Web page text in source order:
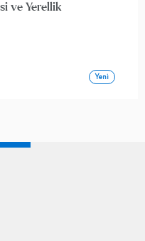
ve Yerellik
Yeni